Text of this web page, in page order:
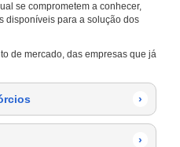
se comprometem a conhecer,
disponíveis para a solução dos
de mercado, das empresas que já
›
›